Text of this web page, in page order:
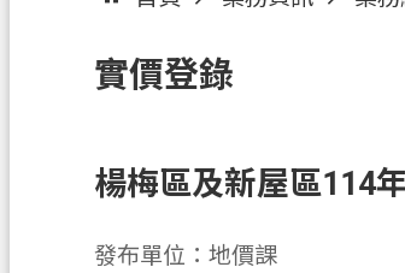
實價登錄
楊梅區及新屋區114
發布單位：地價課